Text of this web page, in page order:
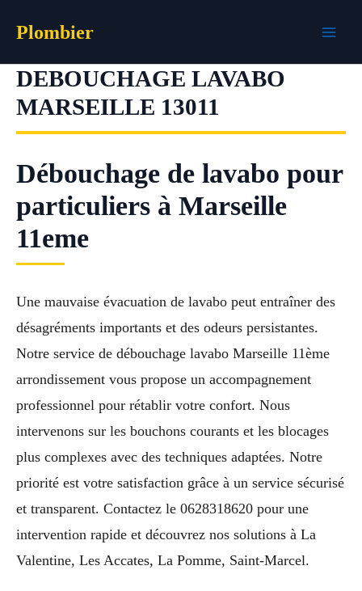
Plombier
DEBOUCHAGE LAVABO
MARSEILLE 13011
Débouchage de lavabo pour
particuliers à Marseille
11eme
Une mauvaise évacuation de lavabo peut entraîner des
désagréments importants et des odeurs persistantes.
Notre service de débouchage lavabo Marseille 11ème
arrondissement vous propose un accompagnement
professionnel pour rétablir votre confort. Nous
intervenons sur les bouchons courants et les blocages
plus complexes avec des techniques adaptées. Notre
priorité est votre satisfaction grâce à un service sécurisé
et transparent. Contactez le 0628318620 pour une
intervention rapide et découvrez nos solutions à La
Valentine, Les Accates, La Pomme, Saint-Marcel.